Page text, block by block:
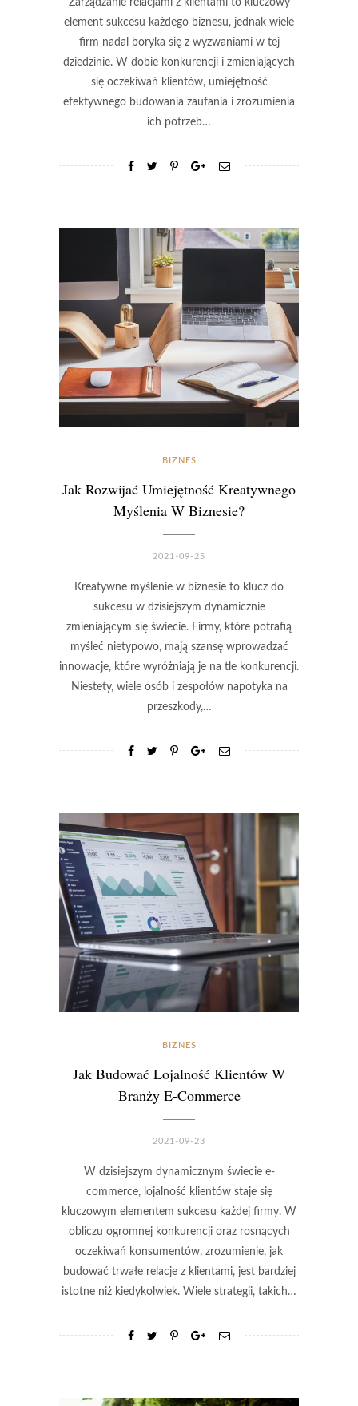
Zarządzanie relacjami z klientami to kluczowy
element sukcesu każdego biznesu, jednak wiele
firm nadal boryka się z wyzwaniami w tej
dziedzinie. W dobie konkurencji i zmieniających
się oczekiwań klientów, umiejętność
efektywnego budowania zaufania i zrozumienia
ich potrzeb…
BIZNES
Jak Rozwijać Umiejętność Kreatywnego
Myślenia W Biznesie?
2021-09-25
Kreatywne myślenie w biznesie to klucz do
sukcesu w dzisiejszym dynamicznie
zmieniającym się świecie. Firmy, które potrafią
myśleć nietypowo, mają szansę wprowadzać
innowacje, które wyróżniają je na tle konkurencji.
Niestety, wiele osób i zespołów napotyka na
przeszkody,…
BIZNES
Jak Budować Lojalność Klientów W
Branży E-Commerce
2021-09-23
W dzisiejszym dynamicznym świecie e-
commerce, lojalność klientów staje się
kluczowym elementem sukcesu każdej firmy. W
obliczu ogromnej konkurencji oraz rosnących
oczekiwań konsumentów, zrozumienie, jak
budować trwałe relacje z klientami, jest bardziej
istotne niż kiedykolwiek. Wiele strategii, takich…